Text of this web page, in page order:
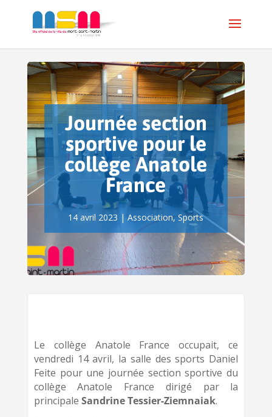
Journée section
sportive pour le
collège Anatole
France
14 avril 2023 |Association,Sports
Le collège Anatole France occupait, ce
vendredi 14 avril, la salle des sports Daniel
Feite pour une journée section sportive du
collège Anatole France dirigé par la
principale Sandrine Tessier-Ziemnaiak.